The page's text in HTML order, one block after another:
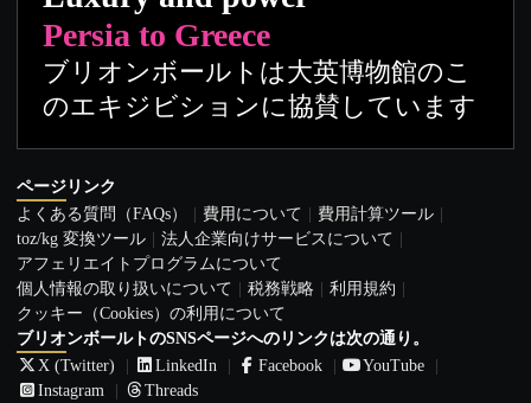
Persia to Greece
ブリオンボールトは大英博物館のこ
のエキジビションに協賛しています
ページリンク
よくある質問（FAQs）
費用について
費用計算ツール
toz/kg 変換ツール
法人企業向けサービスについて
アフェリエイトプログラムについて
個人情報の取り扱いについて
税務戦略
利用規約
クッキー（Cookies）の利用について
ブリオンボールトのSNSページへのリンクは次の通り。
X (Twitter)
LinkedIn Facebook
YouTube
Instagram
Threads